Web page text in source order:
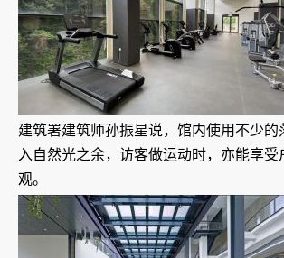
建筑署建筑师孙振星说，馆内使用不少的
入自然光之余，访客做运动时，亦能享受
观。